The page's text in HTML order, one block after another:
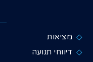
מציאות
דיווחי תנועה